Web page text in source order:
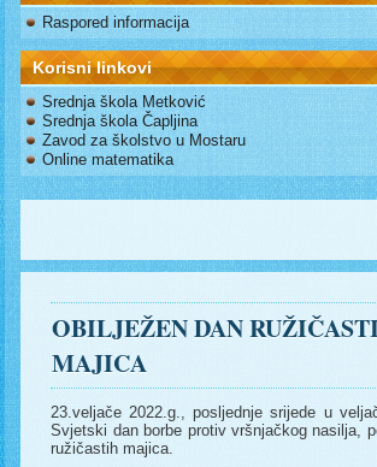
Raspored informacija
Korisni linkovi
Srednja škola Metković
Srednja škola Čapljina
Zavod za školstvo u Mostaru
Online matematika
OBILJEŽEN DAN
MAJICA
23.veljače 2022.g., posljednje srijede u
Svjetski dan borbe protiv vršnjačkog nasilja,
ružičastih majica.